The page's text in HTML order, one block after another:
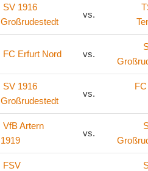
SV 1916
Großrudestedt
vs.
FC Erfurt Nord vs.
SV 1916
Großrudestedt
vs.
VfB Artern
1919
vs.
FSV